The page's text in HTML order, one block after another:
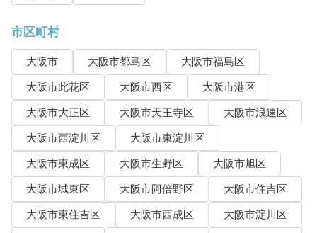
市区町村
大阪市 大阪市都島区
大阪市福島区
大阪市此花区
大阪市西区
大阪市港区
大阪市大正区
大阪市天王寺区
大阪市浪速区
大阪市西淀川区
大阪市東淀川区
大阪市東成区
大阪市生野区
大阪市旭区
大阪市城東区
大阪市阿倍野区
大阪市住吉区
大阪市東住吉区
大阪市西成区
大阪市淀川区